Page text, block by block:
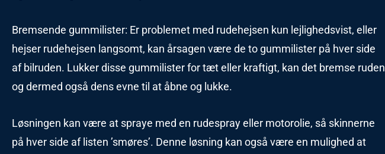
Bremsende gummilister: Er problemet med rudehejsen kun lejlighedsvist, eller
hejser rudehejsen langsomt, kan årsagen være de to gummilister på hver side
af bilruden. Lukker disse gummilister for tæt eller kraftigt, kan det bremse ruden
og dermed også dens evne til at åbne og lukke.
Løsningen kan være at spraye med en rudespray eller motorolie, så skinnerne
på hver side af listen ’smøres’. Denne løsning kan også være en mulighed at